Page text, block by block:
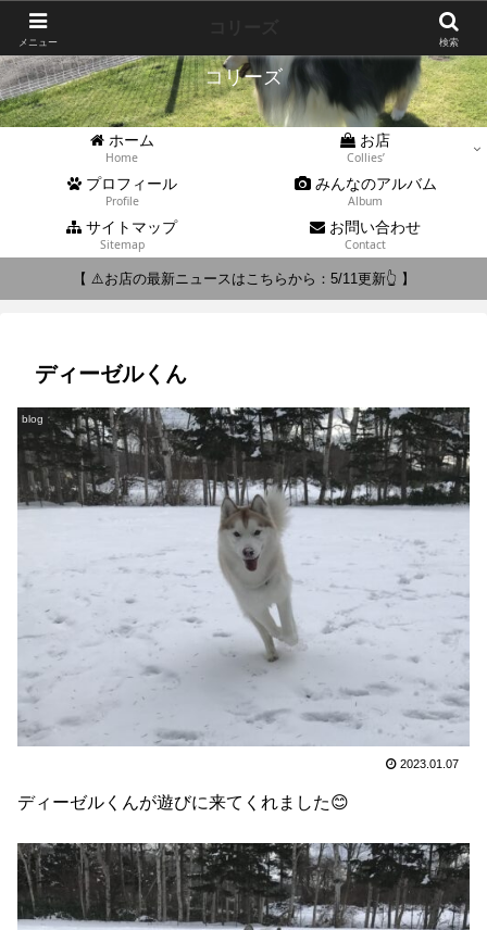
コリーズ
ホーム
Home
お店
Collies’
プロフィール
Profile
みんなのアルバム
Album
サイトマップ
Sitemap
お問い合わせ
Contact
【 ⚠️お店の最新ニュースはこちらから：5/11更新👆 】
ディーゼルくん
blog
2023.01.07
ディーゼルくんが遊びに来てくれました😊
メニュー 検索